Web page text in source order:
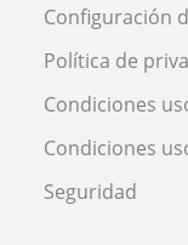
Configuración
Política de
Condiciones
Condiciones
Seguridad